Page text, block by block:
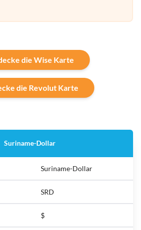
die Wise Karte
die Revolut Karte
Suriname-Dollar
Suriname-Dollar
SRD
$